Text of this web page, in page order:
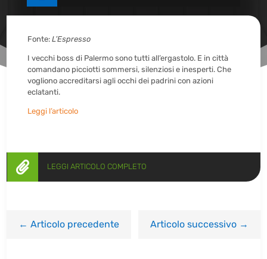
Fonte:L’Espresso
I vecchi boss di Palermo sono tutti all’ergastolo. E in città
comandano picciotti sommersi, silenziosi e inesperti. Che
vogliono accreditarsi agli occhi dei padrini con azioni
eclatanti.
Leggi l’articolo
 LEGGI ARTICOLO COMPLETO
←Articolo precedente Articolo successivo→